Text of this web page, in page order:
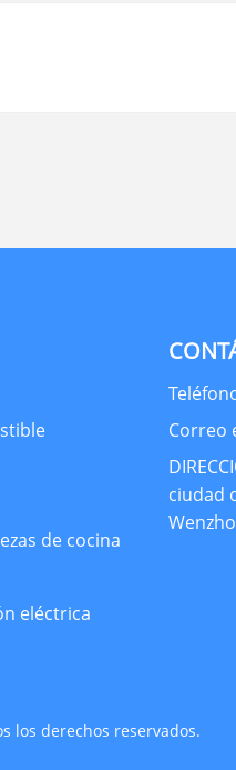
de cocina
eléctrica
Correo
ciudad
los derechos reservados.